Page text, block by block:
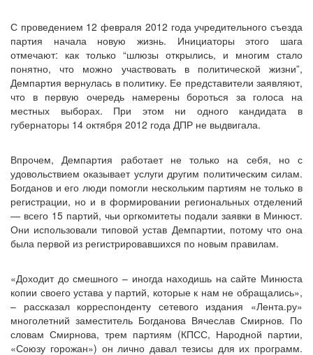
С проведением 12 февраля 2012 года учредительного съезда
партия начала новую жизнь. Инициаторы этого шага
отмечают: как только “шлюзы открылись, и многим стало
понятно, что можно участвовать в политической жизни”,
Демпартия вернулась в политику. Ее представители заявляют,
что в первую очередь намерены бороться за голоса на
местных выборах. При этом ни одного кандидата в
губернаторы 14 октября 2012 года ДПР не выдвигала.
Впрочем, Демпартия работает не только на себя, но с
удовольствием оказывает услуги другим политическим силам.
Богданов и его люди помогли нескольким партиям не только в
регистрации, но и в формировании региональных отделений
— всего 15 партий, чьи оргкомитеты подали заявки в Минюст.
Они использовали типовой устав Демпартии, потому что она
была первой из регистрировавшихся по новым правилам.
«Доходит до смешного – иногда находишь на сайте Минюста
копии своего устава у партий, которые к нам не обращались»,
– рассказал корреспонденту сетевого издания «Лента.ру»
многолетний заместитель Богданова Вячеслав Смирнов. По
словам Смирнова, трем партиям (КПСС, Народной партии,
«Союзу горожан») он лично давал тезисы для их программ.